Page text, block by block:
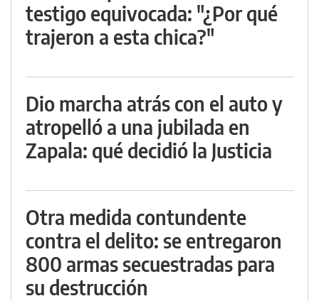
testigo equivocada: "¿Por qué
trajeron a esta chica?"
Dio marcha atrás con el auto y
atropelló a una jubilada en
Zapala: qué decidió la Justicia
Otra medida contundente
contra el delito: se entregaron
800 armas secuestradas para
su destrucción